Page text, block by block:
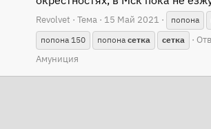
Revolvet Тема 15 Май 2021 попона
попона 150
попона сетка сетка
Амуниция